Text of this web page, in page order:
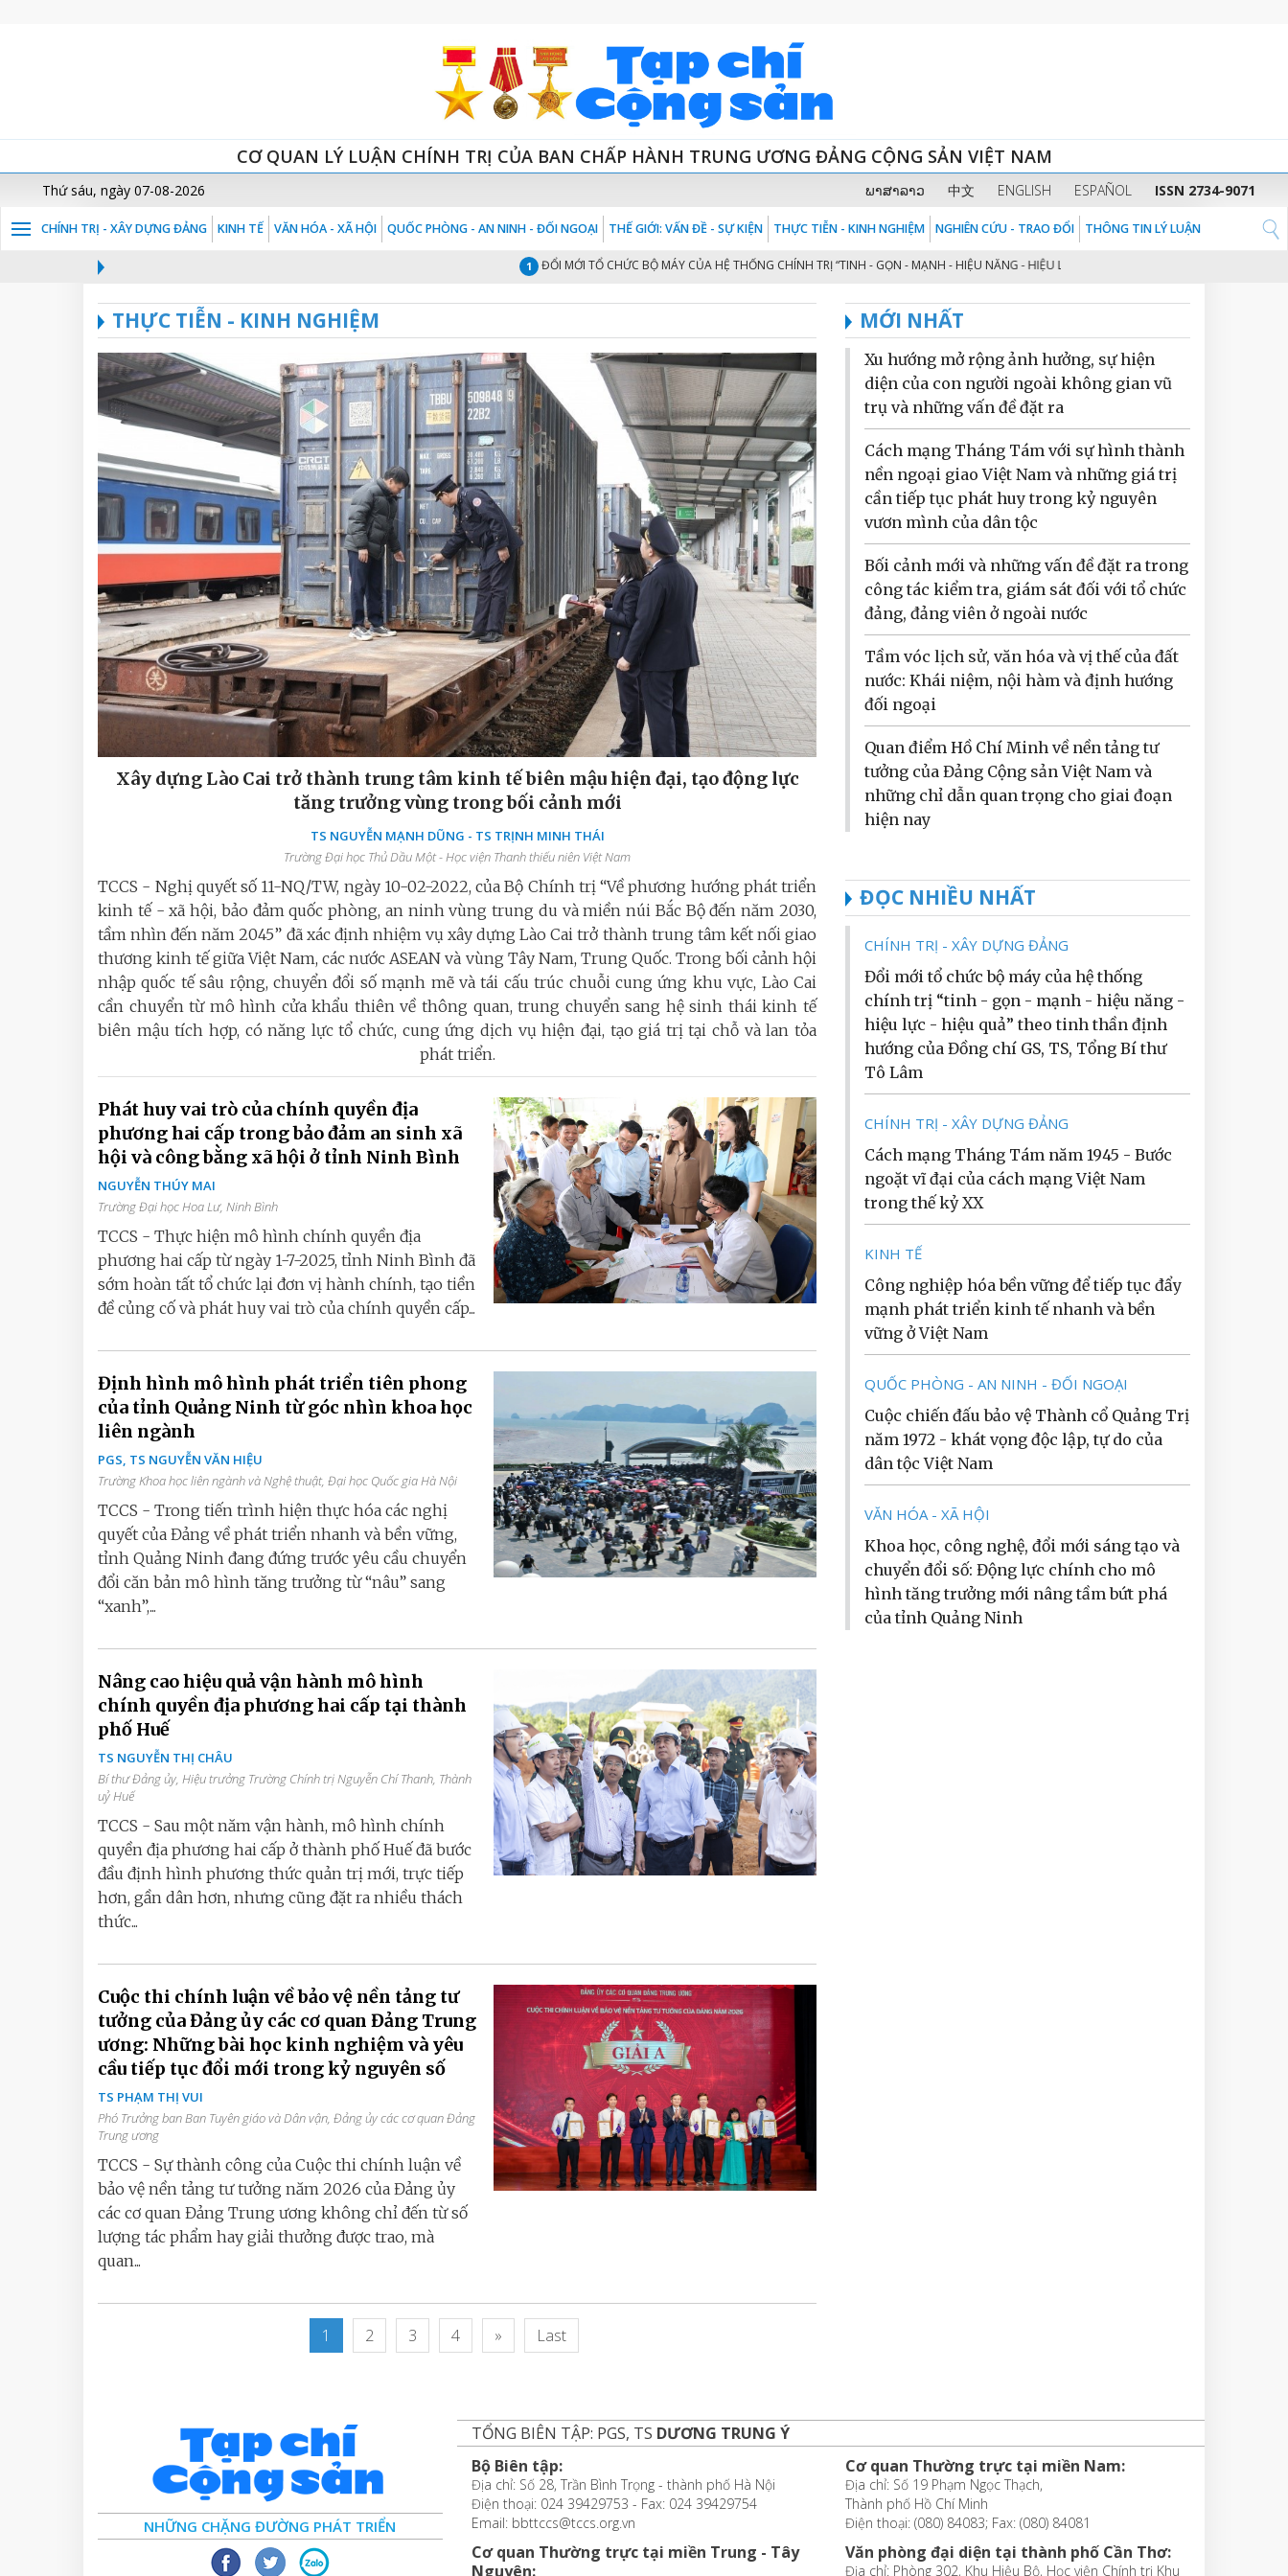
CƠ QUAN LÝ LUẬN CHÍNH TRỊ CỦA BAN CHẤP HÀNH TRUNG ƯƠNG ĐẢNG CỘNG SẢN VIỆT NAM
Thứ sáu, ngày 07-08-2026 ພາສາລາວ 中文 ENGLISH ESPAÑOL ISSN 2734-9071
CHÍNH TRỊ - XÂY DỰNG ĐẢNG KINH TẾ VĂN HÓA - XÃ HỘI QUỐC PHÒNG - AN NINH - ĐỐI NGOẠI THẾ GIỚI: VẤN ĐỀ - SỰ KIỆN THỰC TIỄN - KINH NGHIỆM NGHIÊN CỨU - TRAO ĐỔI THÔNG TIN LÝ LUẬN
ĐỔI MỚI TỔ CHỨC BỘ MÁY CỦA HỆ THỐNG CHÍNH TRỊ “TINH - GỌN - MẠNH - HIỆU NĂNG - HIỆU LỰC - HIỆU QUẢ” THEO TINH THẦN ĐỊNH
THỰC TIỄN - KINH NGHIỆM
Xây dựng Lào Cai trở thành trung tâm kinh tế biên mậu hiện đại, tạo động lực
tăng trưởng vùng trong bối cảnh mới
TS NGUYỄN MẠNH DŨNG - TS TRỊNH MINH THÁI
Trường Đại học Thủ Dầu Một - Học viện Thanh thiếu niên Việt Nam
TCCS - Nghị quyết số 11-NQ/TW, ngày 10-02-2022, của Bộ Chính trị “Về phương hướng phát triển
kinh tế - xã hội, bảo đảm quốc phòng, an ninh vùng trung du và miền núi Bắc Bộ đến năm 2030,
tầm nhìn đến năm 2045” đã xác định nhiệm vụ xây dựng Lào Cai trở thành trung tâm kết nối giao
thương kinh tế giữa Việt Nam, các nước ASEAN và vùng Tây Nam, Trung Quốc. Trong bối cảnh hội
nhập quốc tế sâu rộng, chuyển đổi số mạnh mẽ và tái cấu trúc chuỗi cung ứng khu vực, Lào Cai
cần chuyển từ mô hình cửa khẩu thiên về thông quan, trung chuyển sang hệ sinh thái kinh tế
biên mậu tích hợp, có năng lực tổ chức, cung ứng dịch vụ hiện đại, tạo giá trị tại chỗ và lan tỏa
phát triển.
Phát huy vai trò của chính quyền địa
phương hai cấp trong bảo đảm an sinh xã
hội và công bằng xã hội ở tỉnh Ninh Bình
NGUYỄN THÚY MAI
Trường Đại học Hoa Lư, Ninh Bình
TCCS - Thực hiện mô hình chính quyền địa
phương hai cấp từ ngày 1-7-2025, tỉnh Ninh Bình đã
sớm hoàn tất tổ chức lại đơn vị hành chính, tạo tiền
đề củng cố và phát huy vai trò của chính quyền cấp...
Định hình mô hình phát triển tiên phong
của tỉnh Quảng Ninh từ góc nhìn khoa học
liên ngành
PGS, TS NGUYỄN VĂN HIỆU
Trường Khoa học liên ngành và Nghệ thuật, Đại học Quốc gia Hà Nội
TCCS - Trong tiến trình hiện thực hóa các nghị
quyết của Đảng về phát triển nhanh và bền vững,
tỉnh Quảng Ninh đang đứng trước yêu cầu chuyển
đổi căn bản mô hình tăng trưởng từ “nâu” sang
“xanh”,...
Nâng cao hiệu quả vận hành mô hình
chính quyền địa phương hai cấp tại thành
phố Huế
TS NGUYỄN THỊ CHÂU
Bí thư Đảng ủy, Hiệu trưởng Trường Chính trị Nguyễn Chí Thanh, Thành
uỷ Huế
TCCS - Sau một năm vận hành, mô hình chính
quyền địa phương hai cấp ở thành phố Huế đã bước
đầu định hình phương thức quản trị mới, trực tiếp
hơn, gần dân hơn, nhưng cũng đặt ra nhiều thách
thức...
Cuộc thi chính luận về bảo vệ nền tảng tư
tưởng của Đảng ủy các cơ quan Đảng Trung
ương: Những bài học kinh nghiệm và yêu
cầu tiếp tục đổi mới trong kỷ nguyên số
TS PHẠM THỊ VUI
Phó Trưởng ban Ban Tuyên giáo và Dân vận, Đảng ủy các cơ quan Đảng
Trung ương
TCCS - Sự thành công của Cuộc thi chính luận về
bảo vệ nền tảng tư tưởng năm 2026 của Đảng ủy
các cơ quan Đảng Trung ương không chỉ đến từ số
lượng tác phẩm hay giải thưởng được trao, mà
quan...
1 2 3 4 » Last
MỚI NHẤT
Xu hướng mở rộng ảnh hưởng, sự hiện
diện của con người ngoài không gian vũ
trụ và những vấn đề đặt ra
Cách mạng Tháng Tám với sự hình thành
nền ngoại giao Việt Nam và những giá trị
cần tiếp tục phát huy trong kỷ nguyên
vươn mình của dân tộc
Bối cảnh mới và những vấn đề đặt ra trong
công tác kiểm tra, giám sát đối với tổ chức
đảng, đảng viên ở ngoài nước
Tầm vóc lịch sử, văn hóa và vị thế của đất
nước: Khái niệm, nội hàm và định hướng
đối ngoại
Quan điểm Hồ Chí Minh về nền tảng tư
tưởng của Đảng Cộng sản Việt Nam và
những chỉ dẫn quan trọng cho giai đoạn
hiện nay
ĐỌC NHIỀU NHẤT
CHÍNH TRỊ - XÂY DỰNG ĐẢNG
Đổi mới tổ chức bộ máy của hệ thống
chính trị “tinh - gọn - mạnh - hiệu năng -
hiệu lực - hiệu quả” theo tinh thần định
hướng của Đồng chí GS, TS, Tổng Bí thư
Tô Lâm
CHÍNH TRỊ - XÂY DỰNG ĐẢNG
Cách mạng Tháng Tám năm 1945 - Bước
ngoặt vĩ đại của cách mạng Việt Nam
trong thế kỷ XX
KINH TẾ
Công nghiệp hóa bền vững để tiếp tục đẩy
mạnh phát triển kinh tế nhanh và bền
vững ở Việt Nam
QUỐC PHÒNG - AN NINH - ĐỐI NGOẠI
Cuộc chiến đấu bảo vệ Thành cổ Quảng Trị
năm 1972 - khát vọng độc lập, tự do của
dân tộc Việt Nam
VĂN HÓA - XÃ HỘI
Khoa học, công nghệ, đổi mới sáng tạo và
chuyển đổi số: Động lực chính cho mô
hình tăng trưởng mới nâng tầm bứt phá
của tỉnh Quảng Ninh
NHỮNG CHẶNG ĐƯỜNG PHÁT TRIỂN
TỔNG BIÊN TẬP: PGS, TS DƯƠNG TRUNG Ý
Bộ Biên tập:
Địa chỉ: Số 28, Trần Bình Trọng - thành phố Hà Nội
Điện thoại: 024 39429753 - Fax: 024 39429754
Email: bbttccs@tccs.org.vn
Cơ quan Thường trực tại miền Trung - Tây
Nguyên:
Cơ quan Thường trực tại miền Nam:
Địa chỉ: Số 19 Phạm Ngọc Thạch,
Thành phố Hồ Chí Minh
Điện thoại: (080) 84083; Fax: (080) 84081
Văn phòng đại diện tại thành phố Cần Thơ:
Địa chỉ: Phòng 302, Khu Hiệu Bộ, Học viện Chính trị Khu